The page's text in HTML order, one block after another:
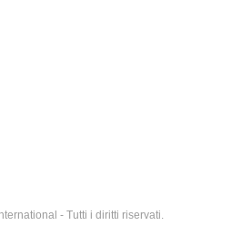
- Tutti i diritti riservati.